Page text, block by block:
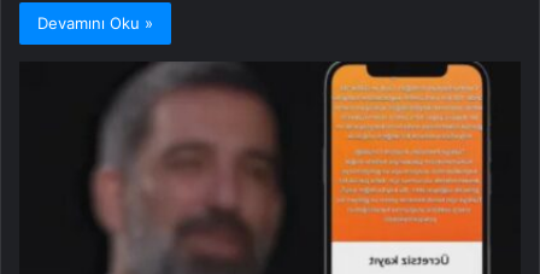
Devamını Oku »